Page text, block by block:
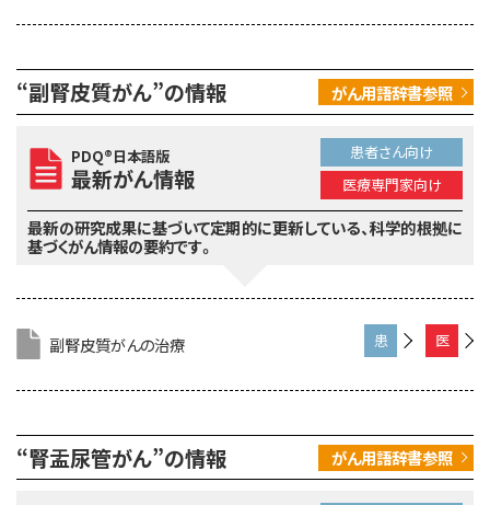
向
け
門
家
向
ん
向
け
“副腎皮質がん”の情報 がん用語辞書参照
PDQ®日本語版
最新がん情報
患者さん向け
医療専門家向け
最新の研究成果に基づいて定期的に更新している、科学的根拠に
基づくがん情報の要約です。
副腎皮質がんの治療
医
門
家
向
患
ん
向
け
“腎盂尿管がん”の情報 がん用語辞書参照